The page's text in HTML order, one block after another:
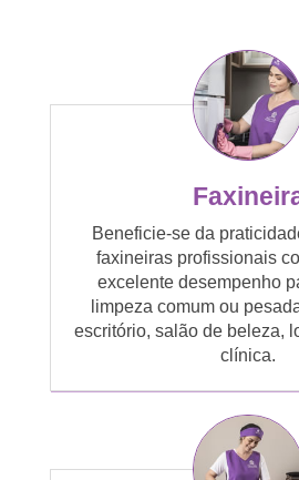
Beneficie-se da
faxineiras profissionais
excelente desempenho
limpeza comum ou
escritório, salão de beleza,
clínica.